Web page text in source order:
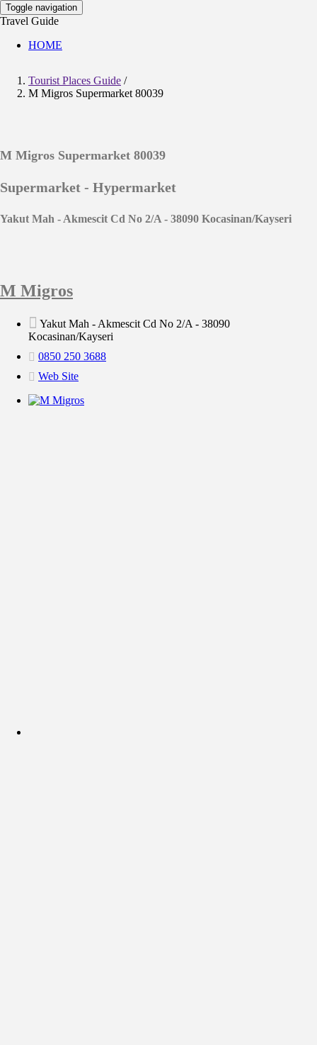
Toggle navigation
Travel Guide
HOME
Tourist Places Guide /
M Migros Supermarket 80039
M Migros Supermarket 80039
Supermarket - Hypermarket
Yakut Mah - Akmescit Cd No 2/A - 38090 Kocasinan/Kayseri
M Migros
Yakut Mah - Akmescit Cd No 2/A - 38090
Kocasinan/Kayseri
0850 250 3688
Web Site